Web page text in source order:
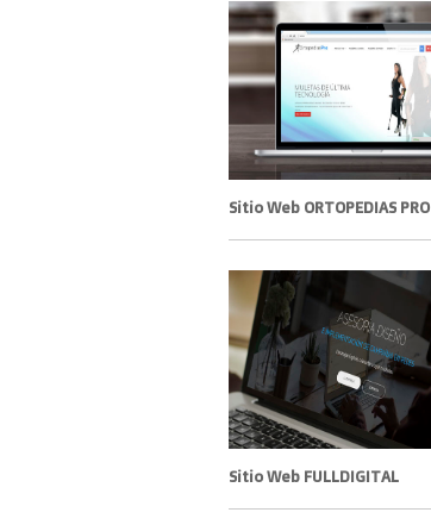
Sitio Web ORTOPEDIAS PRO
Sitio Web FULLDIGITAL